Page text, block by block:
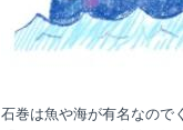
石巻は魚や海が有名なので